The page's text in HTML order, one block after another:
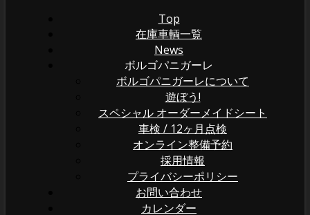
Top
在庫車輌一覧
News
ボルゴパニガーレ
ボルゴパニガーレについて
遊ぼう!
スペシャル オーダーメイドシート
車検 / 12ヶ月点検
オンライン整備予約
採用情報
プライバシーポリシー
お問い合わせ
カレンダー